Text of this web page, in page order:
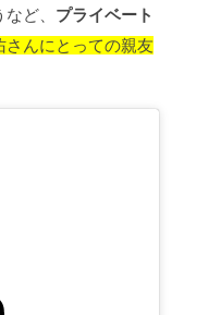
ど、 プライベート
さんにとっての親友